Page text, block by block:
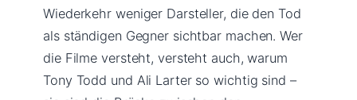
Wiederkehr weniger Darsteller, die den Tod
als ständigen Gegner sichtbar machen. Wer
die Filme versteht, versteht auch, warum
Tony Todd und Ali Larter so wichtig sind –